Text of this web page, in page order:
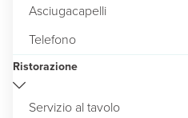
Asciugacapelli
Telefono
Ristorazione
Servizio al tavolo